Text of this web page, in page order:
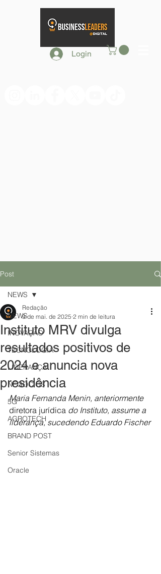
Login
Post
NEWS
INOVAÇÃO
TECNOLOGIA
LIDERANÇA
NEGÓCIOS
5G
AGROTECH
BRAND POST
Senior Sistemas
Oracle
NEWS
Instituto MRV divulga
resultados positivos de
2024 e anuncia nova
presidência
Redação
9 de mai. de 2025 2 min de leitura
Maria Fernanda Menin, anteriormente
diretora jurídica do Instituto, assume a
liderança, sucedendo Eduardo Fischer